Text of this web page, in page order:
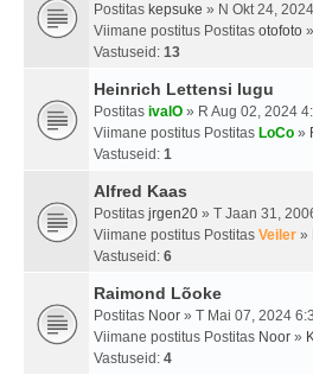
Postitas kepsuke » N Okt 24,
Viimane postitus Postitas otofoto »
Vastuseid: 13
Heinrich Lettensi lugu
Postitas ivalO » R Aug 02, 2024
Viimane postitus Postitas LoCo »
Vastuseid: 1
Alfred Kaas
Postitas jrgen20 » T Jaan 31,
Viimane postitus Postitas Veiler »
Vastuseid: 6
Raimond Lõoke
Postitas Noor » T Mai 07, 2024
Viimane postitus Postitas Noor »
Vastuseid: 4